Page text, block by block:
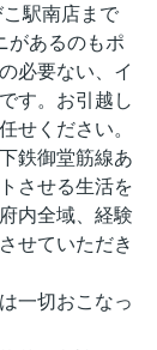
駅南店まで
があるのもポ
必要ない、イ
す。お引越し
せください。
鉄御堂筋線あ
させる生活を
内全域、経験
せていただき
一切おこなっ